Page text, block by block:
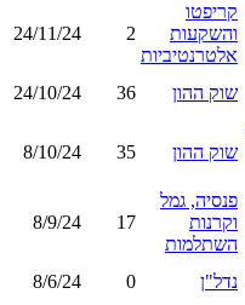
קריפטו
והשקעות
אלטרנטיביות
2
24/11/24
שוק ההון 36
24/10/24
שוק ההון 35
8/10/24
פנסיה, גמל
וקרנות
השתלמות
17
8/9/24
נדל"ן 0
8/6/24